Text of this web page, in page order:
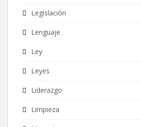
Legislación
Lenguaje
Ley
Leyes
Liderazgo
Limpieza